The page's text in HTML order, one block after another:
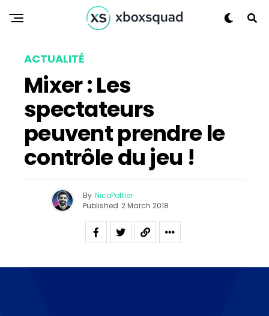
ACTUALITÉ
Mixer : Les
spectateurs
peuvent prendre le
contrôle du jeu !
By NicoPottier
Published 2 March 2018
Reddit
Pinterest
Whatsapp